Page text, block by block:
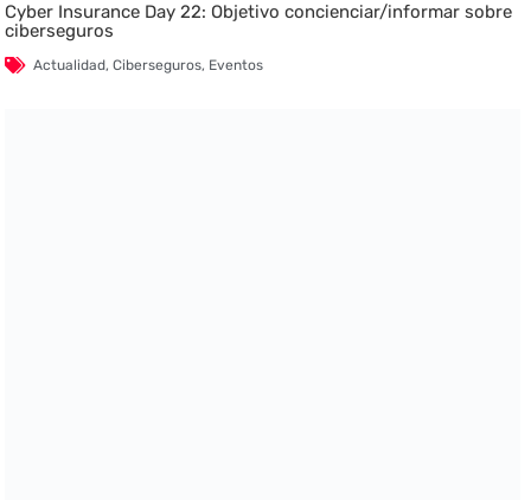
Cyber Insurance Day 22: Objetivo concienciar/informar sobre
ciberseguros
Actualidad,Ciberseguros, Eventos